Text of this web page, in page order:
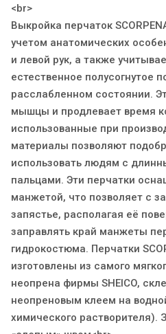
<br>
Выкройка перчаток
учетом анатомических
и левой рук, а также
естественное полусогнутое
расслабленном состоянии.
мышцы и продлевает время
использованные при
материалы позволяют
использовать людям с
пальцами. Эти перчатки
манжетой, что позволяет с
запястье, располагая её
заправлять край манжеты
гидрокостюма. Перчатки
изготовлены из самого
неопрена фирмы SHEICO,
неопреновым клеем на
химического растворителя).